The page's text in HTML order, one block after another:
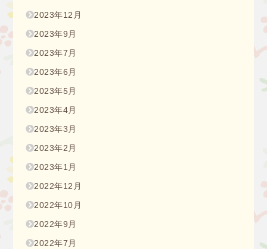
2023年12月
2023年9月
2023年7月
2023年6月
2023年5月
2023年4月
2023年3月
2023年2月
2023年1月
2022年12月
2022年10月
2022年9月
2022年7月